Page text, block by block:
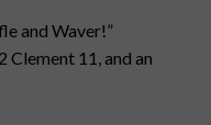
and Waver!”
Clement 11, and an